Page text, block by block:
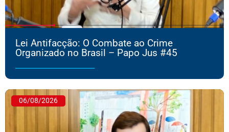
Lei Antifacção: O Combate ao Crime
Organizado no Brasil – Papo Jus #45
06/08/2026